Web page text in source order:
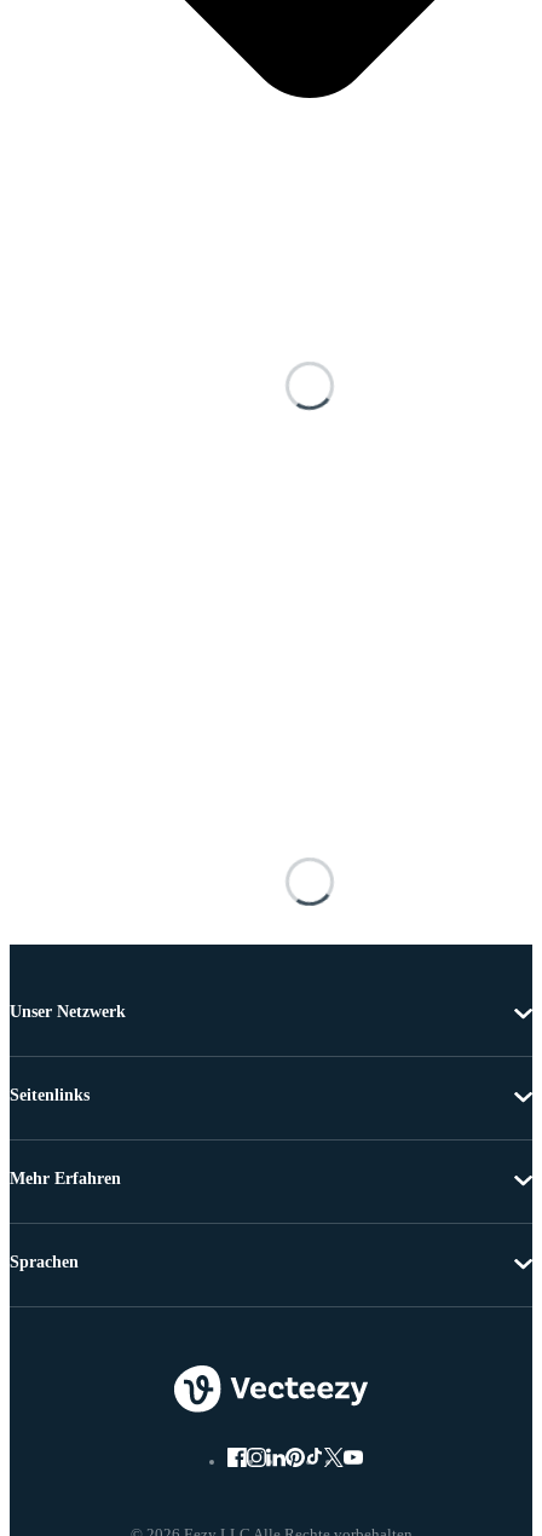
Unser Netzwerk
Seitenlinks
Mehr Erfahren
Sprachen